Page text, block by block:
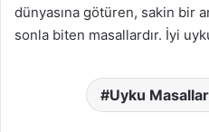
dünyasına götüren, sakin bir
sonla biten masallardır. İyi
Uyku